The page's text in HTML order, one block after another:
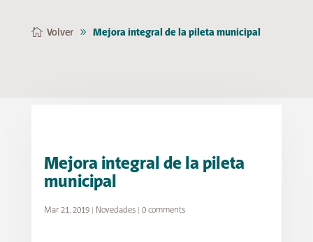
Volver Mejora integral de la pileta municipal
Mejora integral de la pileta
municipal
Mar 21, 2019| Novedades| 0 comments